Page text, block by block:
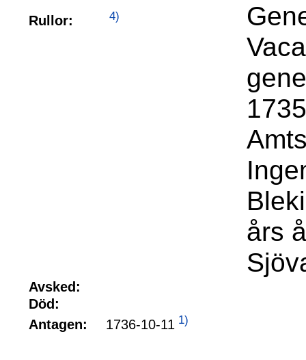
Rullor: 4)
års
Avsked:
Död:
Antagen:
1736-10-11 1)